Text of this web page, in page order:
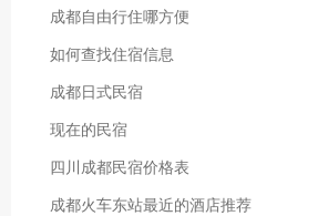
成都自由行住哪方便
如何查找住宿信息
成都日式民宿
现在的民宿
四川成都民宿价格表
成都火车东站最近的酒店推荐